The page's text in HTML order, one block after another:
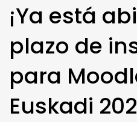
¡Ya está
plazo de
para
Euskadi